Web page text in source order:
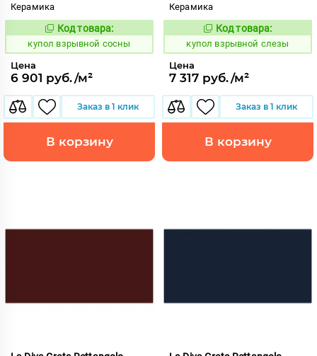
Керамика
845597
Код товара:
купол взрывной сосны
Цена
6 901 руб./м²
Заказ в 1 клик
В корзину
Керамика
845596
Код товара:
купол взрывной слезы
Цена
7 317 руб./м²
Заказ в 1 клик
В корзину